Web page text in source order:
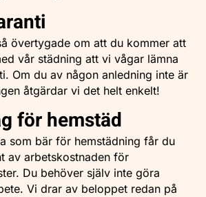
övertygade om att du kommer att
vår städning att vi vågar lämna
Om du av någon anledning inte är
åtgärdar vi det helt enkelt!
för hemstäd
som bär för hemstädning får du
av arbetskostnaden för
Du behöver själv inte göra
Vi drar av beloppet redan på